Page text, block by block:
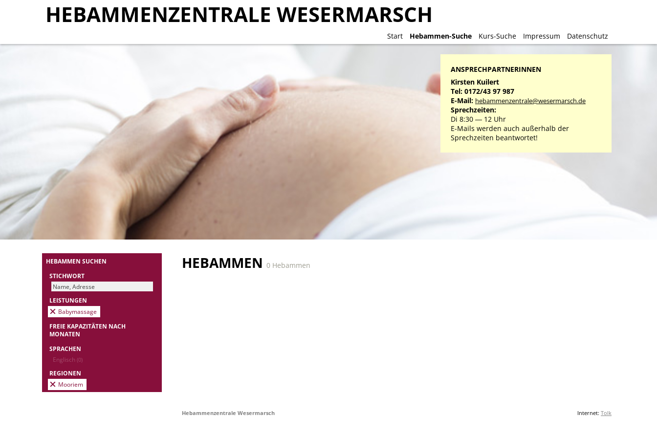
HEBAMMENZENTRALE WESERMARSCH
Start Hebammen-Suche Kurs-Suche Impressum Datenschutz
HEBAMMENZENTRALE WESERMARSCH
Start Hebammen-Suche Kurs-Suche Impressum Datenschutz
ANSPRECHPARTNERINNEN
Kirsten Kuilert
Tel: 0172/43 97 987
E-Mail: hebammenzentrale@wesermarsch.de
Sprechzeiten:
Di 8:30 ― 12 Uhr
E-Mails werden auch außerhalb der
Sprechzeiten beantwortet!
HEBAMMEN SUCHEN
STICHWORT
LEISTUNGEN
Babymassage
FREIE KAPAZITÄTEN NACH
MONATEN
SPRACHEN
Englisch (0)
REGIONEN
Mooriem
HEBAMMEN 0 Hebammen
Internet: Tolk
Hebammenzentrale Wesermarsch